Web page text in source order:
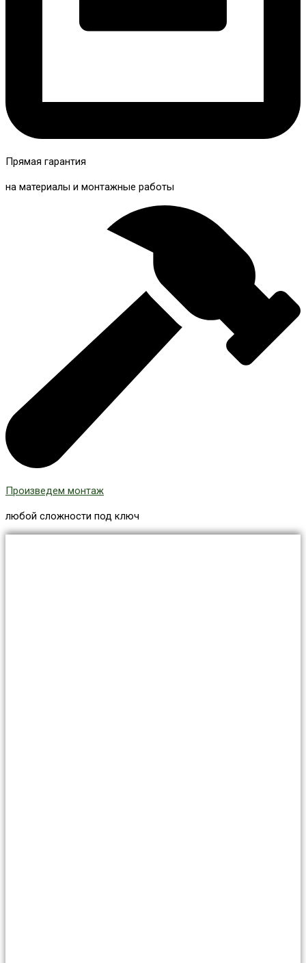
Прямая гарантия
на материалы и монтажные работы
Произведем монтаж
любой сложности под ключ